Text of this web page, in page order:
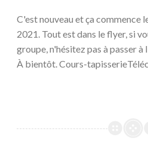
C'est nouveau et ça commence
2021. Tout est dans le flyer, si
groupe, n'hésitez pas à passer
À bientôt. Cours-